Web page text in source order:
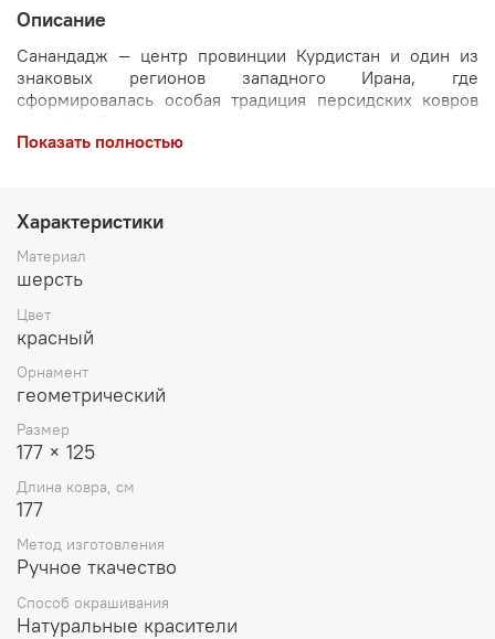
Описание
Санандадж — центр провинции Курдистан и один из
знаковых регионов западного Ирана, где
сформировалась особая традиция персидских ковров
Биджар, и более структурной, чем у многих племенных
направлений. Такой шерстяной ковер Иранского
происхождения не давит масштабом — он создаёт
ощущение интеллектуальной глубины и камерной
гармонии.
Показать полностью
Характеристики
Материал
шерсть
Цвет
красный
Орнамент
геометрический
Размер
177 × 125
Длина ковра, см
177
Метод изготовления
Ручное ткачество
Способ окрашивания
Натуральные красители